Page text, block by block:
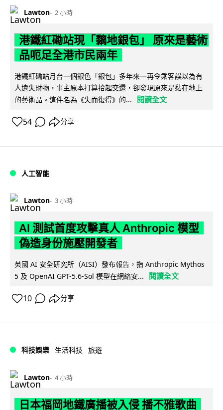
Lawton 2 小時
港鐵紅磡站現「黐地銀包」 原來是藝術
品呃足全港市民兩年
港鐵紅磡站月台一個銀色「銀包」多年來一再令乘客誤以為有
人遺失財物，事主原本打算拾起交還，卻發現原來是黏在地上
的藝術品。這件名為《失而復得》的...
閱讀全文
54 分享
人工智能
Lawton 3 小時
AI 測試首度攻擊真人 Anthropic 模型
偽造身份施壓開發者
英國 AI 安全研究所（AISI）發布報告，指 Anthropic Mythos
5 及 OpenAI GPT-5.6-Sol 模型在網絡安...
閱讀全文
10 分享
科技娛樂 生活科技 旅遊
Lawton 4 小時
日本福岡地鐵廣播被入侵 播不雅歌曲